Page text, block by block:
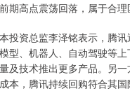
期高点震荡回落，属于合
投资总监李泽铭表示，腾
型、机器人、自动驾驶等
及技术推出更多产品。另
本，腾讯持续回购符合其